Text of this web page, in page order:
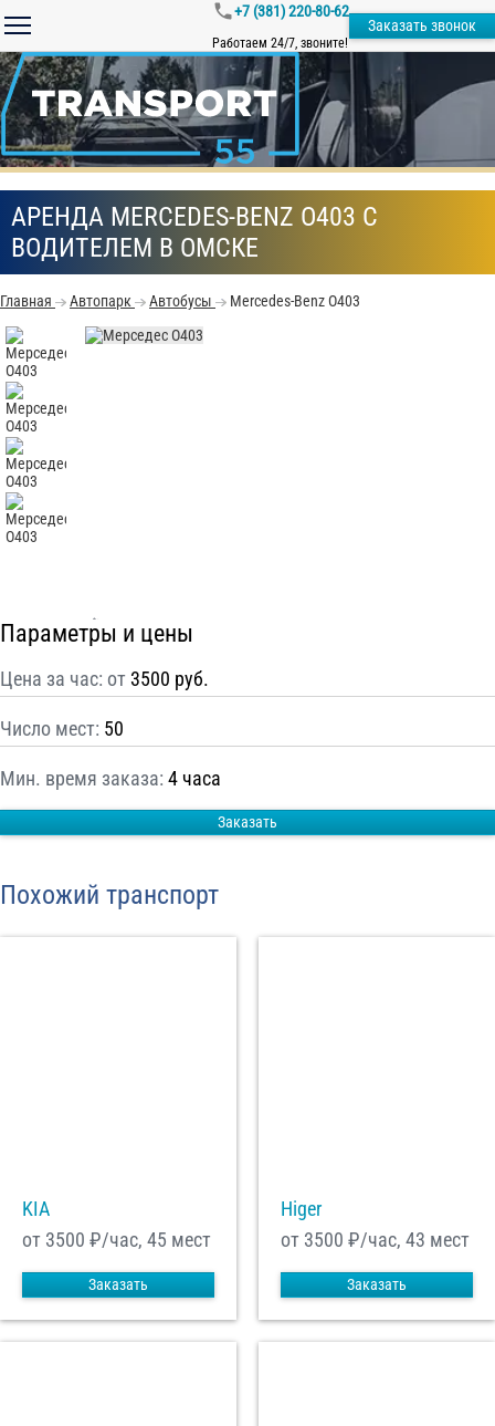
+7 (381) 220-80-62
Работаем 24/7, звоните!
Заказать звонок
АРЕНДА MERCEDES-BENZ О403 С
ВОДИТЕЛЕМ В ОМСКЕ
Главная Автопарк Автобусы Mercedes-Benz О403
Параметры и цены
Цена за час: от 3500 руб.
Число мест: 50
Мин. время заказа: 4 часа
Заказать
Похожий транспорт
KIA
от 3500 ₽/час, 45 мест
Заказать
Higer
от 3500 ₽/час, 43 мест
Заказать